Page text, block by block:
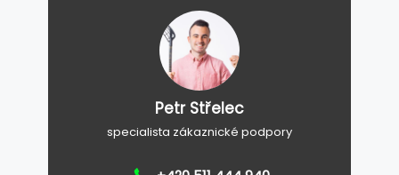
Petr Střelec
specialista zákaznické podpory